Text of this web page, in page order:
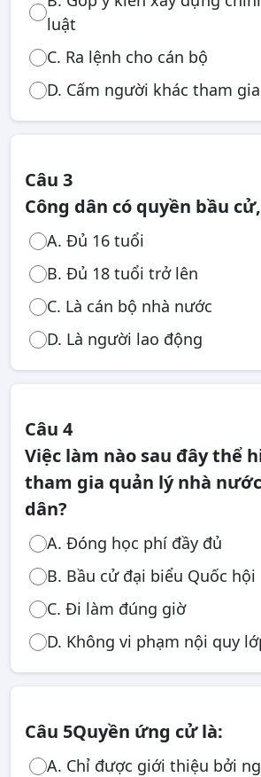
luật
C. Ra lệnh cho cán bộ
D. Cấm người khác tham gia
Câu 3
Công dân có quyền bầu
A. Đủ 16 tuổi
B. Đủ 18 tuổi trở lên
C. Là cán bộ nhà nước
D. Là người lao động
Câu 4
Việc làm nào sau đây thể
tham gia quản lý nhà
dân?
A. Đóng học phí đầy đủ
B. Bầu cử đại biểu Quốc hội
C. Đi làm đúng giờ
D. Không vi phạm nội quy
Câu 5Quyền ứng cử là:
A. Chỉ được giới thiệu bởi